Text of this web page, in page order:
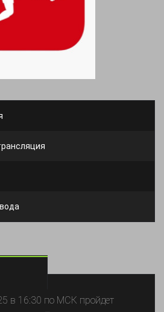
в 16:30 по МСК пройдет